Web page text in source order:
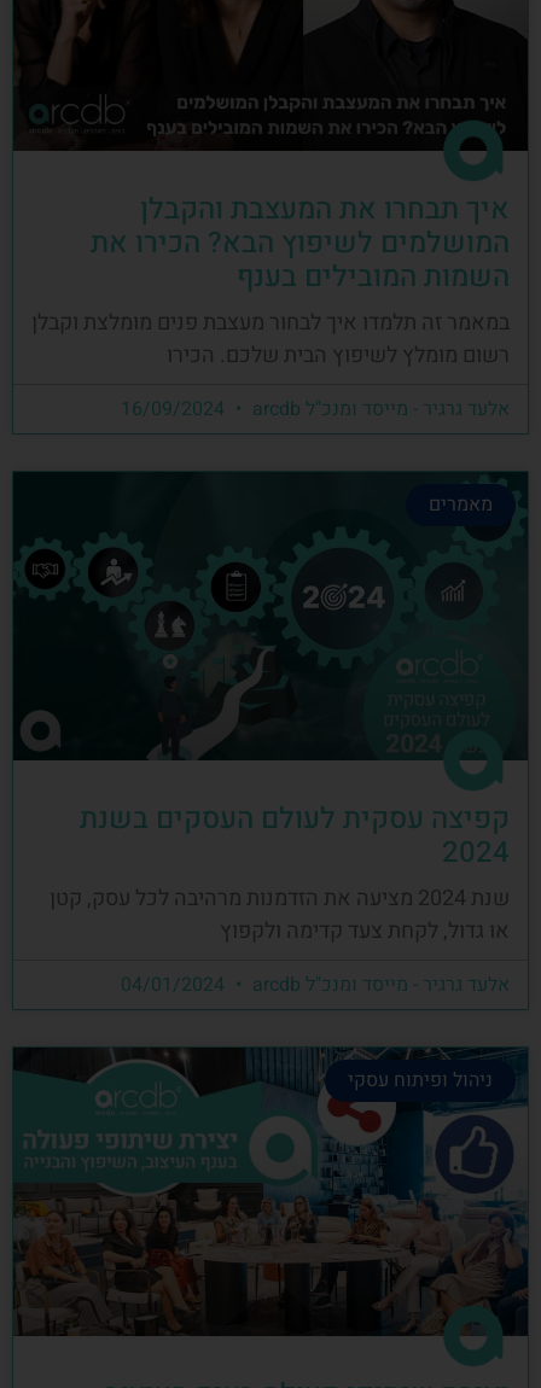
איך תבחרו את המעצבת והקבלן
המושלמים לשיפוץ הבא? הכירו את
השמות המובילים בענף
במאמר זה תלמדו איך לבחור מעצבת פנים מומלצת וקבלן
רשום מומלץ לשיפוץ הבית שלכם. הכירו
אלעד גרגיר - מייסד ומנכ"ל arcdb
מאמרים
קפיצה עסקית לעולם העסקים בשנת
2024
שנת 2024 מציעה את הזדמנות מרהיבה לכל עסק, קטן
או גדול, לקחת צעד קדימה ולקפוץ
אלעד גרגיר - מייסד ומנכ"ל arcdb
ניהול ופיתוח עסקי